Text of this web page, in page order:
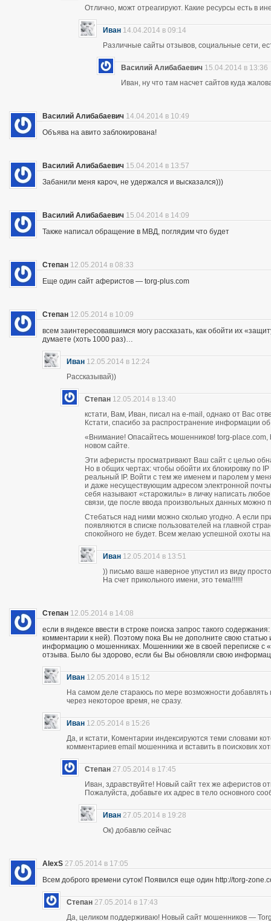
Отлично, можт отреагируют. Какие ресурсы есть в
Иван 14.04.2014 в 09:14
Различные сайты отзывов, социальные сети,
Василий Алибабаевич 15.04.2014 в 13:36
Иван, ну что там насчет сайтов куда
Василий Алибабаевич 14.04.2014 в 10:49
Объява на авито заблокирована!
Василий Алибабаевич 15.04.2014 в 13:57
Забанили меня кароч, не удержался и высказался)))
Василий Алибабаевич 15.04.2014 в 14:09
Также написал обращение в МВД, поглядим что будет
Степан 12.05.2014 в 08:33
Еще один сайт аферистов — torg-plus.com
Степан 12.05.2014 в 10:09
всем заинтересовавшимся могу рассказать, как обойти их
думаете (хоть 1000 раз)…
Иван 12.05.2014 в 12:24
Рассказывай))
Степан 12.05.2014 в 13:40
кстати, Вам, Иван, писал на e-mail, однако от Вас
Кстати, спасибо за распространение информации
«Внимание! Опасайтесь мошенников! torg-place.com,
новом сайте.
Эти аферисты просматривают Ваш сайт с целью
Но в общих чертах: чтобы обойти их блокировку по
реальный IP. Войти с тем же именем и паролем у
и даже несуществующим адресом электронной
себя называют «старожилы» в личку написать
связи, где после ввода произвольных данных можно
Стебаться над ними можно сколько угодно. А если
появляются в списке пользователей на главной
спокойного не будет. Всем желаю успешной охоты
Иван 12.05.2014 в 13:51
)) письмо ваше наверное упустил из виду
На счет прикольного имени, это тема!!!!!!
Степан 12.05.2014 в 14:08
если в яндексе ввести в строке поиска запрос такого
комментарии к ней). Поэтому пока Вы не дополните свою
информацию о мошенниках. Мошенники же в своей переписке с
отзыва. Было бы здорово, если бы Вы обновляли свою
Иван 12.05.2014 в 15:12
На самом деле стараюсь по мере возможности
через некоторое время, не сразу.
Иван 12.05.2014 в 15:26
Да, и кстати, Коментарии индексируются теми словами
комментариев email мошенника и вставить в поисковик
Степан 27.05.2014 в 17:45
Иван, здравствуйте! Новый сайт тех же аферистов
Пожалуйста, добавьте их адрес в тело основного
Иван 27.05.2014 в 19:28
Ок) добавлю сейчас
AlexS 27.05.2014 в 17:05
Всем доброго времени суток! Появился еще один http://torg-
Степан 27.05.2014 в 17:43
Да, целиком поддерживаю! Новый сайт мошенников —